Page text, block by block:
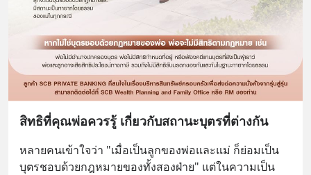
สิทธิที่คุณพ่อควรรู้ เกี่ยวกับสถานะบุตรที่ต่างกัน
หลายคนเข้าใจว่า "เมื่อเป็นลูกของพ่อและแม่ ก็ย่อมเป็น
บุตรชอบด้วยกฎหมายของทั้งสองฝ่าย" แต่ในความเป็น